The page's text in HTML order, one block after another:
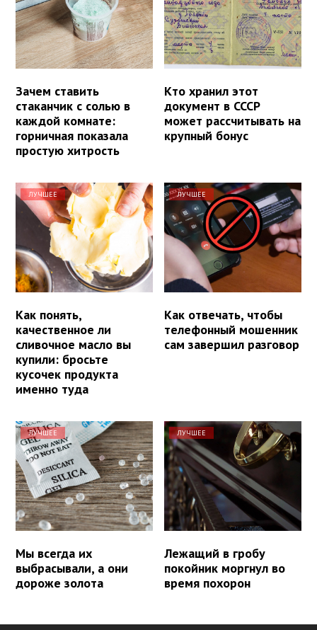
Зачем ставить
стаканчик с солью в
каждой комнате:
горничная показала
простую хитрость
Кто хранил этот
документ в СССР
может рассчитывать на
крупный бонус
ЛУЧШЕЕ
Как понять,
качественное ли
сливочное масло вы
купили: бросьте
кусочек продукта
именно туда
ЛУЧШЕЕ
Как отвечать, чтобы
телефонный мошенник
сам завершил разговор
ЛУЧШЕЕ
Мы всегда их
выбрасывали, а они
дороже золота
ЛУЧШЕЕ
Лежащий в гробу
покойник моргнул во
время похорон